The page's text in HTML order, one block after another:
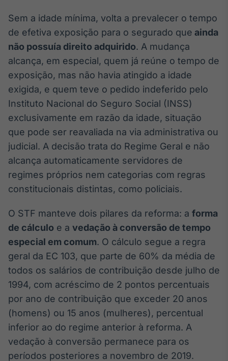
Em breve
BroadFast
Em breve
Gestão de
Investimentos
Em breve
Tokenização
de ativos
Em breve
Crédito
Em breve
Sem a idade mínima, volta a prevalecer o tempo
de efetiva exposição para o segurado que ainda
não possuía direito adquirido. A mudança
alcança, em especial, quem já reúne o tempo de
exposição, mas não havia atingido a idade
exigida, e quem teve o pedido indeferido pelo
Instituto Nacional do Seguro Social (INSS)
exclusivamente em razão da idade, situação
que pode ser reavaliada na via administrativa ou
judicial. A decisão trata do Regime Geral e não
alcança automaticamente servidores de
regimes próprios nem categorias com regras
constitucionais distintas, como policiais.
O STF manteve dois pilares da reforma: a forma
de cálculo e a vedação à conversão de tempo
especial em comum. O cálculo segue a regra
geral da EC 103, que parte de 60% da média de
todos os salários de contribuição desde julho de
1994, com acréscimo de 2 pontos percentuais
por ano de contribuição que exceder 20 anos
(homens) ou 15 anos (mulheres), percentual
inferior ao do regime anterior à reforma. A
vedação à conversão permanece para os
períodos posteriores a novembro de 2019.